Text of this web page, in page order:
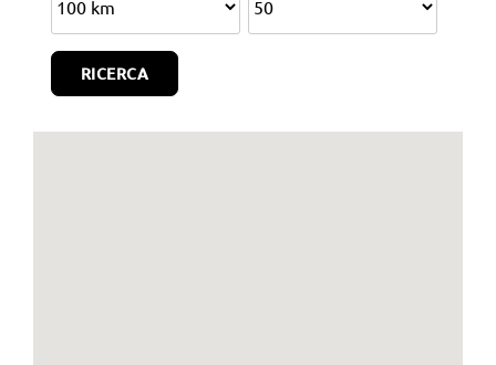
Istruzioni e Area download
News